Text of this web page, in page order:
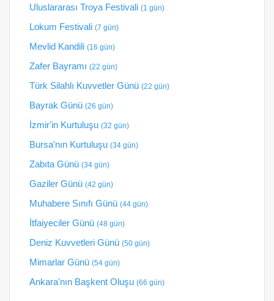
Uluslararası Troya Festivali (1 gün)
Lokum Festivali (7 gün)
Mevlid Kandili (16 gün)
Zafer Bayramı (22 gün)
Türk Silahlı Kuvvetler Günü (22 gün)
Bayrak Günü (26 gün)
İzmir'in Kurtuluşu (32 gün)
Bursa'nın Kurtuluşu (34 gün)
Zabıta Günü (34 gün)
Gaziler Günü (42 gün)
Muhabere Sınıfı Günü (44 gün)
İtfaiyeciler Günü (48 gün)
Deniz Kuvvetleri Günü (50 gün)
Mimarlar Günü (54 gün)
Ankara'nın Başkent Oluşu (66 gün)